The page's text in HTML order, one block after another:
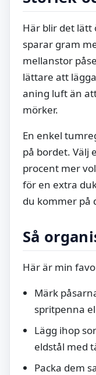
Här blir det lätt
sparar gram
mellanstor
lättare att
aning luft än
mörker.
En enkel
på bordet. Välj
procent mer
för en extra
du kommer på
Så
Här är min
Märk
spritpenna
Lägg ihop
eldstål med
Packa dem